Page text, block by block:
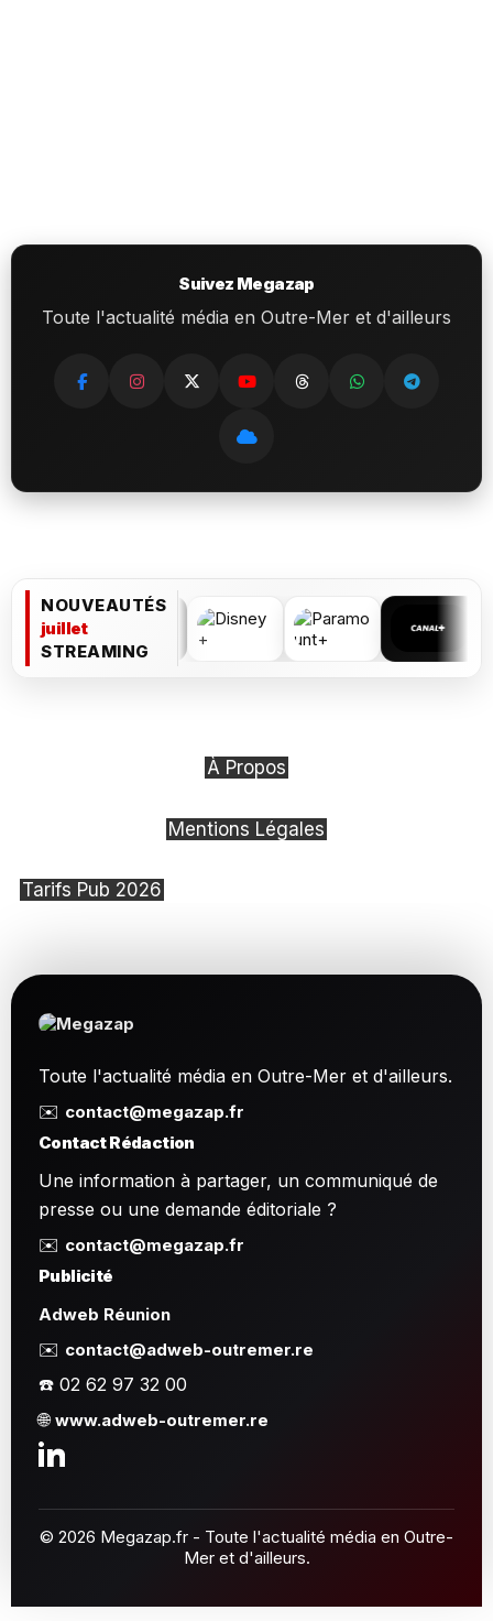
Suivez Megazap
Toute l'actualité média en Outre-Mer et d'ailleurs
NOUVEAUTÉS
juillet
STREAMING
À Propos
Mentions Légales
Tarifs Pub 2026
Toute l'actualité média en Outre-Mer et d'ailleurs.
✉️ contact@megazap.fr
Contact Rédaction
Une information à partager, un communiqué de
presse ou une demande éditoriale ?
✉️ contact@megazap.fr
Publicité
Adweb Réunion
✉️ contact@adweb-outremer.re
☎️ 02 62 97 32 00
🌐www.adweb-outremer.re
© 2026 Megazap.fr - Toute l'actualité média en Outre-
Mer et d'ailleurs.